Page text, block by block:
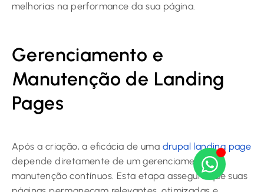
melhorias na performance da sua página.
Gerenciamento e
Manutenção de Landing
Pages
Após a criação, a eficácia de uma drupal landing page
depende diretamente de um gerenciamento e
manutenção contínuos. Esta etapa assegura que suas